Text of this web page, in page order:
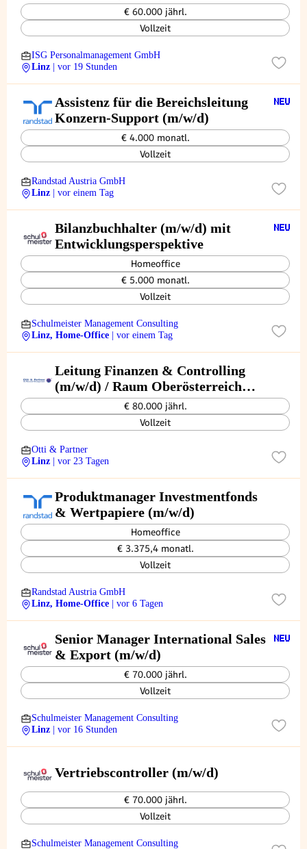
€ 60.000 jährl.
Vollzeit
ISG Personalmanagement GmbH
Linz
| vor 19 Stunden
Assistenz für die Bereichsleitung
Konzern-Support (m/w/d)
€ 4.000 monatl.
Vollzeit
Randstad Austria GmbH
Linz
| vor einem Tag
Bilanzbuchhalter (m/w/d) mit
Entwicklungsperspektive
Homeoffice
€ 5.000 monatl.
Vollzeit
Schulmeister Management Consulting
Linz, Home-Office
| vor einem Tag
Leitung Finanzen & Controlling
(m/w/d) / Raum Oberösterreich
(Zentralraum Linz / Innviertel)
€ 80.000 jährl.
Vollzeit
Otti & Partner
Linz
| vor 23 Tagen
Produktmanager Investmentfonds
& Wertpapiere (m/w/d)
Homeoffice
€ 3.375,4 monatl.
Vollzeit
Randstad Austria GmbH
Linz, Home-Office
| vor 6 Tagen
Senior Manager International Sales
& Export (m/w/d)
€ 70.000 jährl.
Vollzeit
Schulmeister Management Consulting
Linz
| vor 16 Stunden
Vertriebscontroller (m/w/d)
€ 70.000 jährl.
Vollzeit
Schulmeister Management Consulting